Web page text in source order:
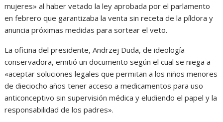
mujeres» al haber vetado la ley aprobada por el parlamento
en febrero que garantizaba la venta sin receta de la píldora y
anuncia próximas medidas para sortear el veto.
La oficina del presidente, Andrzej Duda, de ideología
conservadora, emitió un documento según el cual se niega a
«aceptar soluciones legales que permitan a los niños menores
de dieciocho años tener acceso a medicamentos para uso
anticonceptivo sin supervisión médica y eludiendo el papel y la
responsabilidad de los padres».